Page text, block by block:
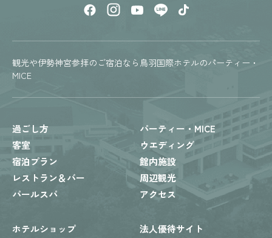
観光や伊勢神宮参拝のご宿泊なら鳥羽国際ホテルのパーティー・
MICE
過ごし方
客室
宿泊プラン
レストラン＆バー
パールスパ
パーティー・MICE
ウエディング
館内施設
周辺観光
アクセス
ホテルショップ
法人優待サイト